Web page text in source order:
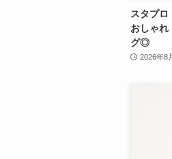
スタプ
おしゃれ
グ◎
2026年8